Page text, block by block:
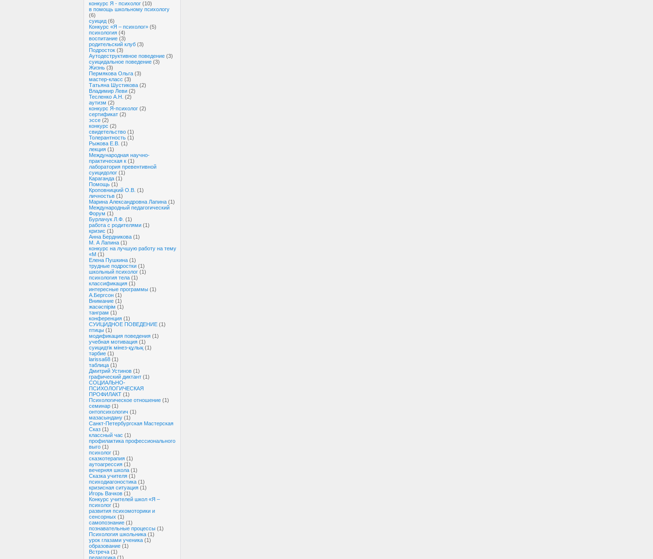
конкурс Я - психолог (10)
в помощь школьному психологу
(6)
суицид (6)
Конкурс «Я – психолог» (5)
психология (4)
воспитание (3)
родительский клуб (3)
Подросток (3)
Аутодеструктивное поведение (3)
суицидальное поведение (3)
Жизнь (3)
Пермякова Ольга (3)
мастер-класс (3)
Татьяна Шустикова (2)
Владимир Леви (2)
Тесленко А.Н. (2)
аутизм (2)
конкурс Я-психолог (2)
сертификат (2)
эссе (2)
конкурс (2)
свидетельство (1)
Толерантность (1)
Рыжова Е.В. (1)
лекция (1)
Международная научно-
практическая к (1)
лаборатория превентивной
суицидолог (1)
Караганда (1)
Помощь (1)
Кроповницкий О.В. (1)
личностьв (1)
Марина Александровна Лапина (1)
Международный педагогический
Форум (1)
Бурлачук Л.Ф. (1)
работа с родителями (1)
кризис (1)
Анна Бердникова (1)
М. А Лапина (1)
конкурс на лучшую работу на тему
«М (1)
Елена Пушкина (1)
трудные подростки (1)
школьный психолог (1)
психология тела (1)
классификация (1)
интересные программы (1)
А.Бергсон (1)
Внимание (1)
жасөспірім (1)
танграм (1)
конференция (1)
СУИЦИДНОЕ ПОВЕДЕНИЕ (1)
птицы (1)
модификация поведения (1)
учебная мотивация (1)
суицидтік мінез-құлық (1)
тәрбие (1)
larissa68 (1)
таблица (1)
Дмитрий Устинов (1)
графический диктант (1)
СОЦИАЛЬНО-
ПСИХОЛОГИЧЕСКАЯ
ПРОФИЛАКТ (1)
Психологическое отношение (1)
семинар (1)
онтопсихологич (1)
мазасындану (1)
Санкт-Петербургская Мастерская
Сказ (1)
классный час (1)
профилактика профессионального
выго (1)
психолог (1)
сказкотерапия (1)
аутоагрессия (1)
вечерняя школа (1)
Сказка учителя (1)
психодиагоностика (1)
кризисная ситуация (1)
Игорь Вачков (1)
Конкурс учителей школ «Я –
психолог (1)
развития психомоторики и
сенсорных (1)
самопознание (1)
познавательные процессы (1)
Психология школьника (1)
урок глазами ученика (1)
образование (1)
Встреча (1)
педагогика (1)